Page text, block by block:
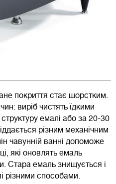
покриття стає шорстким.
виріб чистять їдкими
емалі або за 20-30
різним механічним
чавунній ванні допоможе
які оновлять емаль
Стара емаль знищується і
різними способами.